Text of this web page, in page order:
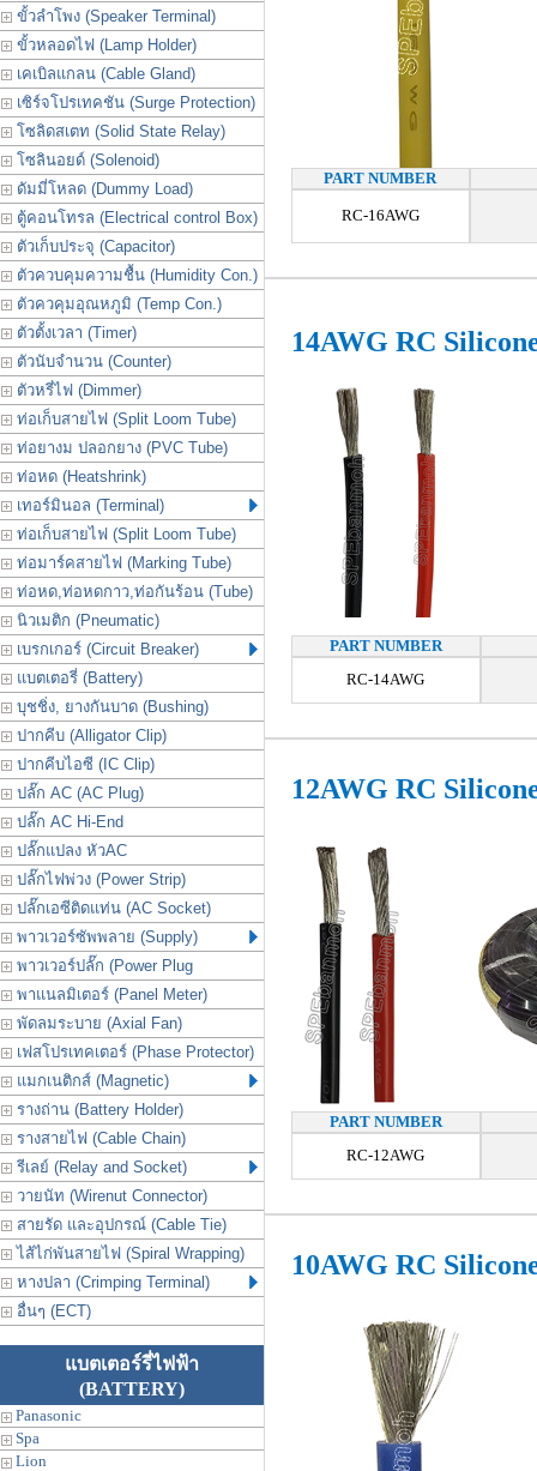
ขั้วลำโพง (Speaker Terminal)
ขั้วหลอดไฟ (Lamp Holder)
เคเบิลแกลน (Cable Gland)
เซิร์จโปรเทคชัน (Surge Protection)
โซลิดสเตท (Solid State Relay)
โซลินอยด์ (Solenoid)
ดัมมี่โหลด (Dummy Load)
ตู้คอนโทรล (Electrical control Box)
ตัวเก็บประจุ (Capacitor)
ตัวควบคุมความชื้น (Humidity Con.)
ตัวควคุมอุณหภูมิ (Temp Con.)
ตัวตั้งเวลา (Timer)
ตัวนับจำนวน (Counter)
ตัวหรี่ไฟ (Dimmer)
ท่อเก็บสายไฟ (Split Loom Tube)
ท่อยางม ปลอกยาง (PVC Tube)
ท่อหด (Heatshrink)
เทอร์มินอล (Terminal)
ท่อเก็บสายไฟ (Split Loom Tube)
ท่อมาร์คสายไฟ (Marking Tube)
ท่อหด,ท่อหดกาว,ท่อกันร้อน (Tube)
นิวเมติก (Pneumatic)
เบรกเกอร์ (Circuit Breaker)
แบตเตอรี่ (Battery)
บุชชิ่ง, ยางกันบาด (Bushing)
ปากคีบ (Alligator Clip)
ปากคีบไอซี (IC Clip)
ปลั๊ก AC (AC Plug)
ปลั๊ก AC Hi-End
ปลั๊กแปลง หัวAC
ปลั๊กไฟพ่วง (Power Strip)
ปลั๊กเอซีติดแท่น (AC Socket)
พาวเวอร์ซัพพลาย (Supply)
พาวเวอร์ปลั๊ก (Power Plug
พาแนลมิเตอร์ (Panel Meter)
พัดลมระบาย (Axial Fan)
เฟสโปรเทคเตอร์ (Phase Protector)
แมกเนติกส์ (Magnetic)
รางถ่าน (Battery Holder)
รางสายไฟ (Cable Chain)
รีเลย์ (Relay and Socket)
วายนัท (Wirenut Connector)
สายรัด และอุปกรณ์ (Cable Tie)
ไส้ไก่พันสายไฟ (Spiral Wrapping)
หางปลา (Crimping Terminal)
อื่นๆ (ECT)
แบตเตอร์รี่ไฟฟ้า
(BATTERY)
Panasonic
Spa
Lion
PART NUMBER
RC-16AWG
14AWG RC
PART NUMBER
RC-14AWG
12AWG RC
PART NUMBER
RC-12AWG
10AWG RC